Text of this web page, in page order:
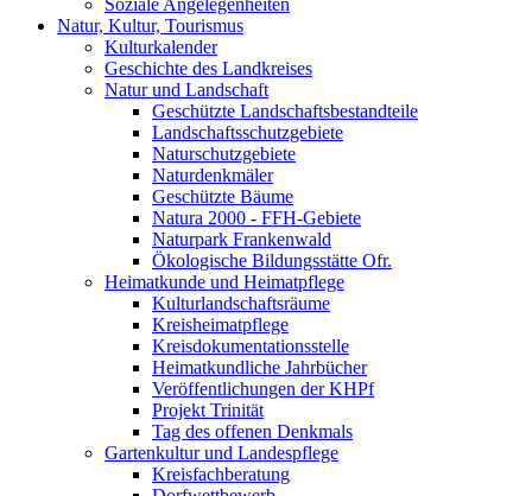
Soziale Angelegenheiten
Natur, Kultur, Tourismus
Kulturkalender
Geschichte des Landkreises
Natur und Landschaft
Geschützte Landschaftsbestandteile
Landschaftsschutzgebiete
Naturschutzgebiete
Naturdenkmäler
Geschützte Bäume
Natura 2000 - FFH-Gebiete
Naturpark Frankenwald
Ökologische Bildungsstätte Ofr.
Heimatkunde und Heimatpflege
Kulturlandschaftsräume
Kreisheimatpflege
Kreisdokumentationsstelle
Heimatkundliche Jahrbücher
Veröffentlichungen der KHPf
Projekt Trinität
Tag des offenen Denkmals
Gartenkultur und Landespflege
Kreisfachberatung